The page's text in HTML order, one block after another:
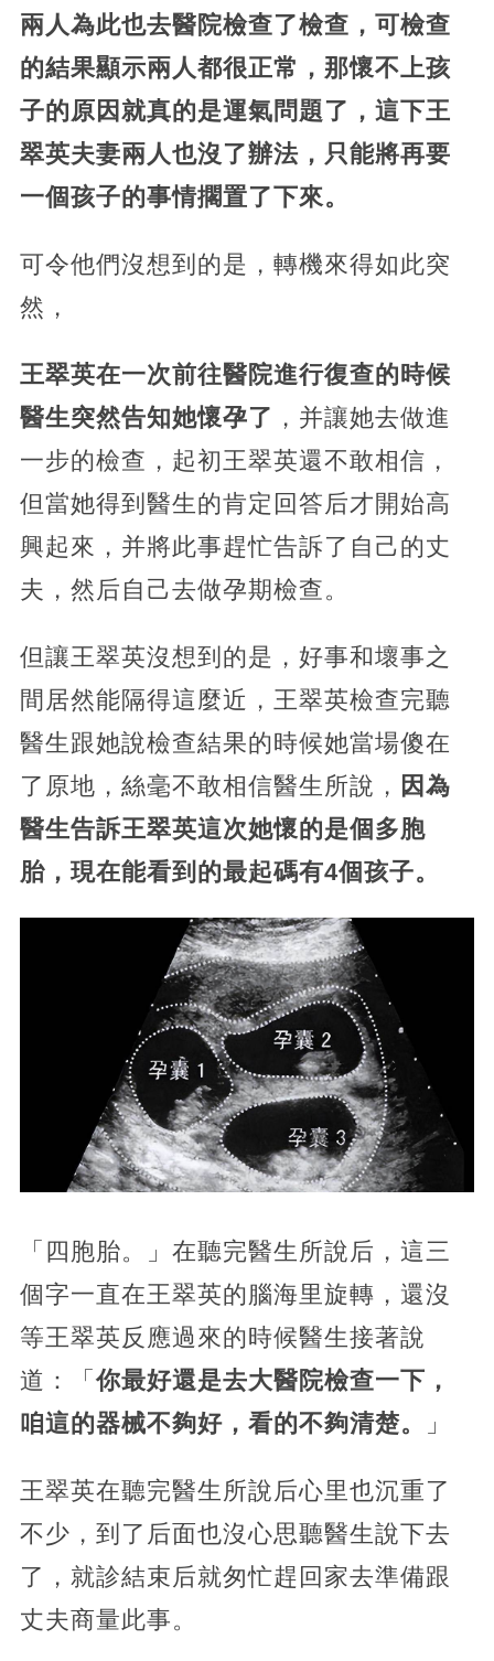
兩人為此也去醫院檢查了檢查，可檢查
的結果顯示兩人都很正常，那懷不上孩
子的原因就真的是運氣問題了，這下王
翠英夫妻兩人也沒了辦法，只能將再要
一個孩子的事情擱置了下來。
可令他們沒想到的是，轉機來得如此突
然，
王翠英在一次前往醫院進行復查的時候
醫生突然告知她懷孕了 ，并讓她去做進
一步的檢查，起初王翠英還不敢相信，
但當她得到醫生的肯定回答后才開始高
興起來，并將此事趕忙告訴了自己的丈
夫，然后自己去做孕期檢查。
但讓王翠英沒想到的是，好事和壞事之
間居然能隔得這麼近，王翠英檢查完聽
醫生跟她說檢查結果的時候她當場傻在
了原地，絲毫不敢相信醫生所說， 因為
醫生告訴王翠英這次她懷的是個多胞
胎，現在能看到的最起碼有4個孩子。
「四胞胎。」在聽完醫生所說后，這三
個字一直在王翠英的腦海里旋轉，還沒
等王翠英反應過來的時候醫生接著說
道：「你最好還是去大醫院檢查一下，
咱這的器械不夠好，看的不夠清楚。
」
王翠英在聽完醫生所說后心里也沉重了
不少，到了后面也沒心思聽醫生說下去
了，就診結束后就匆忙趕回家去準備跟
丈夫商量此事。